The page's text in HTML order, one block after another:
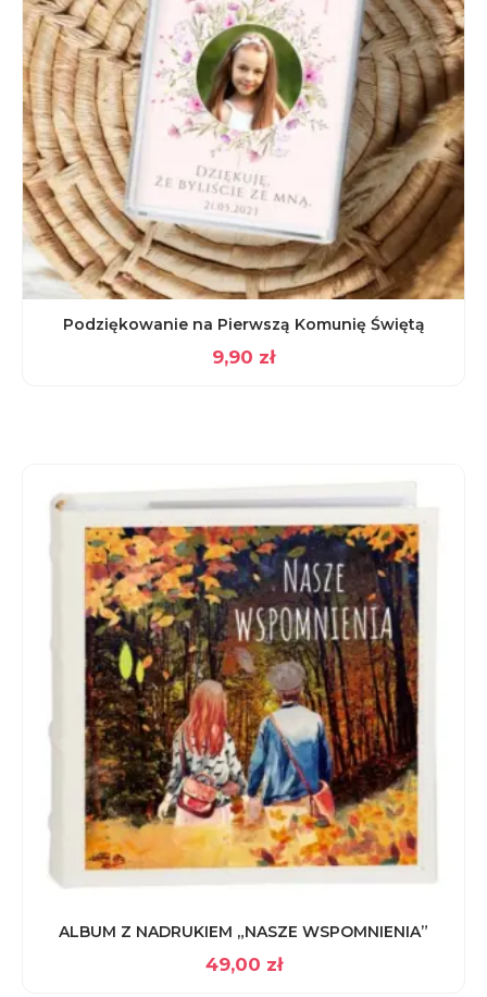
Podziękowanie na Pierwszą Komunię Świętą
9,90 zł
ALBUM Z NADRUKIEM „NASZE WSPOMNIENIA”
49,00 zł